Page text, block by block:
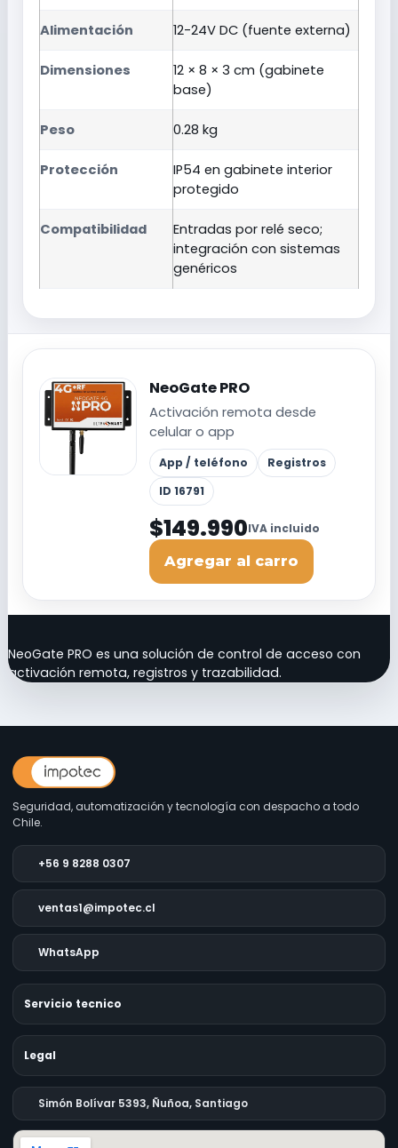
Alimentación 12-24V DC (fuente externa)
Dimensiones
12 × 8 × 3 cm (gabinete
base)
Peso 0.28 kg
Protección
IP54 en gabinete interior
protegido
Compatibilidad
Entradas por relé seco;
integración con sistemas
genéricos
NeoGate PRO
Activación remota desde
celular o app
App / teléfono
Registros
ID 16791
$149.990IVA incluido
Agregar al carro
NeoGate PRO es una solución de control de acceso con
activación remota, registros y trazabilidad.
Seguridad, automatización y tecnología con despacho a todo
Chile.
+56 9 8288 0307
ventas1@impotec.cl
WhatsApp
Servicio tecnico
Legal
Simón Bolívar 5393, Ñuñoa, Santiago